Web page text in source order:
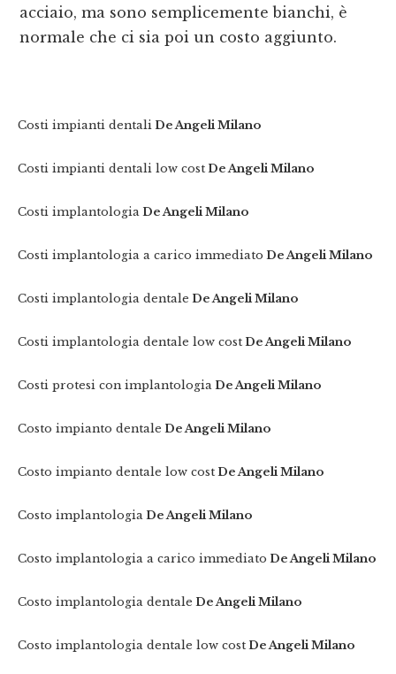
acciaio, ma sono semplicemente bianchi, è
normale che ci sia poi un costo aggiunto.
Costi impianti dentali De Angeli Milano
Costi impianti dentali low cost De Angeli Milano
Costi implantologia De Angeli Milano
Costi implantologia a carico immediato De Angeli Milano
Costi implantologia dentale De Angeli Milano
Costi implantologia dentale low cost De Angeli Milano
Costi protesi con implantologia De Angeli Milano
Costo impianto dentale De Angeli Milano
Costo impianto dentale low cost De Angeli Milano
Costo implantologia De Angeli Milano
Costo implantologia a carico immediato De Angeli Milano
Costo implantologia dentale De Angeli Milano
Costo implantologia dentale low cost De Angeli Milano